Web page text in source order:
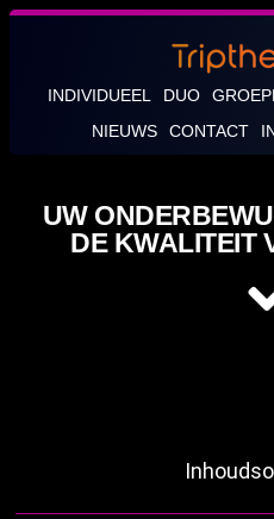
INDIVIDUEEL DUO
NIEUWS
CONTACT
UW
DE KWALITEIT